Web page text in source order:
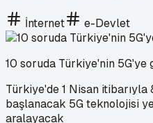
İnternet e-Devlet
10 soruda Türkiye'nin 5G'ye
Türkiye'de 1 Nisan itibarıyla
başlanacak 5G teknolojisi
aralayacak